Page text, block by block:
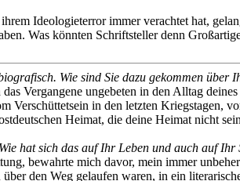
Ideologieterror immer verachtet hat,
Was könnten Schriftsteller denn
Wie sind Sie dazu gekommen über
Vergangene ungebeten in den Alltag
Verschüttetsein in den letzten Kriegstagen,
Heimat, die deine Heimat nicht
hat sich das auf Ihr Leben und auch auf Ihr
bewahrte mich davor, mein immer
den Weg gelaufen waren, in ein